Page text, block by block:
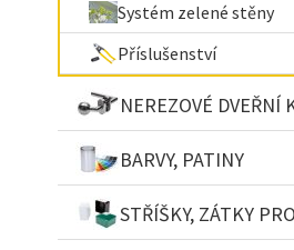
Systém zelené stěny
Příslušenství
NEREZOVÉ DVEŘNÍ
BARVY, PATINY
STŘÍŠKY, ZÁTKY